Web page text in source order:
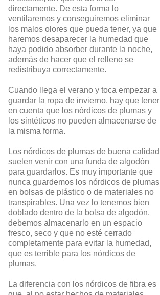
directamente. De esta forma lo
ventilaremos y conseguiremos eliminar
los malos olores que pueda tener, ya que
haremos desaparecer la humedad que
haya podido absorber durante la noche,
además de hacer que el relleno se
redistribuya correctamente.
Cuando llega el verano y toca empezar a
guardar la ropa de invierno, hay que tener
en cuenta que los nórdicos de plumas y
los sintéticos no pueden almacenarse de
la misma forma.
Los nórdicos de plumas de buena calidad
suelen venir con una funda de algodón
para guardarlos. Es muy importante que
nunca guardemos los nórdicos de plumas
en bolsas de plástico o de materiales no
transpirables. Una vez lo tenemos bien
doblado dentro de la bolsa de algodón,
debemos almacenarlo en un espacio
fresco, seco y que no esté cerrado
completamente para evitar la humedad,
que es terrible para los nórdicos de
plumas.
La diferencia con los nórdicos de fibra es